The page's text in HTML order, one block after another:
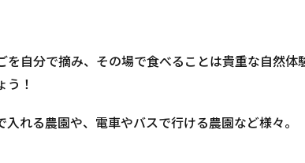
を自分で摘み、その場で食べることは貴重な自然体
う！
入れる農園や、電車やバスで行ける農園など様々。